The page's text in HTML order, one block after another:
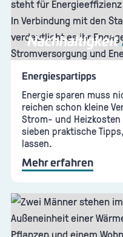
Nachhaltigkeit
Energiespartipps
Energie sparen muss
reichen schon kleine
Strom- und
sieben praktische
lassen.
Mehr erfahren